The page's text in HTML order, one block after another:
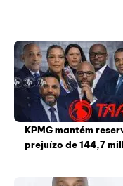
KPMG mantém
prejuízo de 144,7